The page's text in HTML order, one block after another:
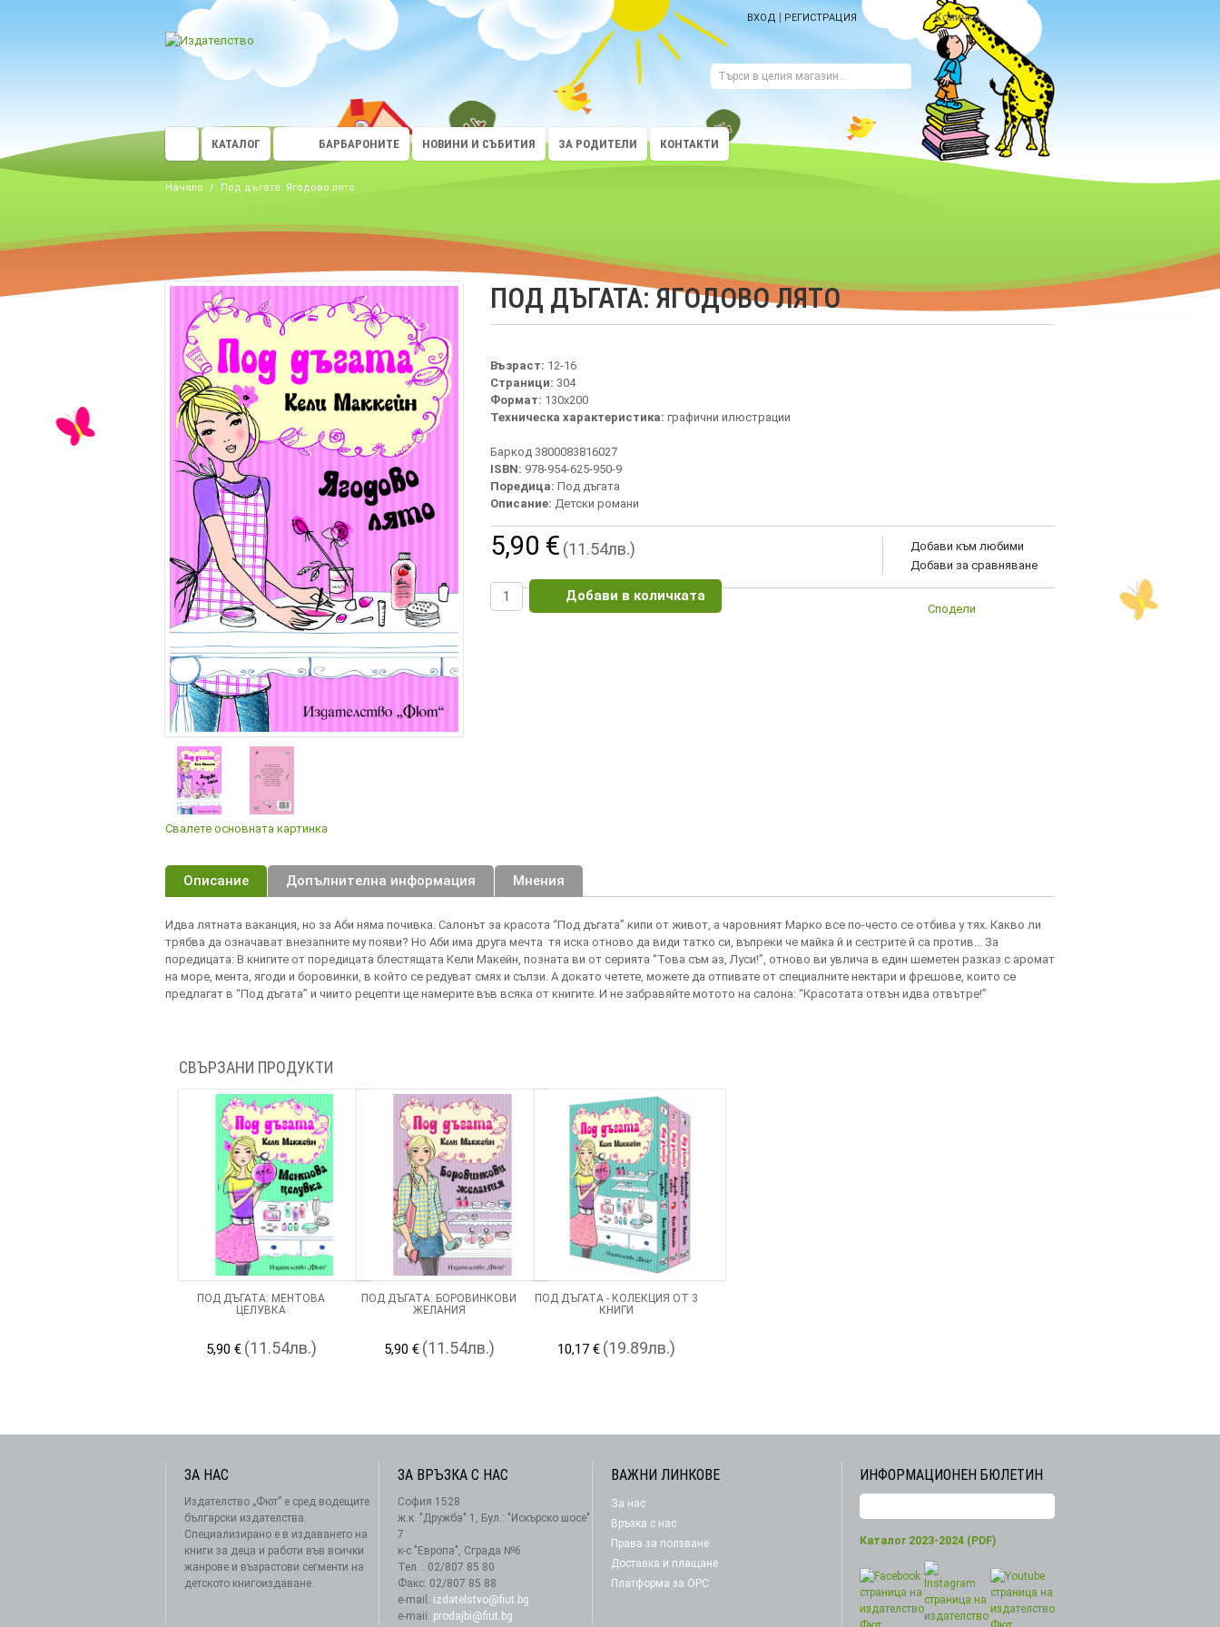
ВХОД | РЕГИСТРАЦИЯ Количка
КАТАЛОГ БАРБАРОНИТЕ НОВИНИ И СЪБИТИЯ ЗА РОДИТЕЛИ КОНТАКТИ
Начало / Под дъгата: Ягодово лято
ПОД ДЪГАТА: ЯГОДОВО ЛЯТО
Свалете основната картинка
Възраст: 12-16
Страници: 304
Формат: 130х200
Техническа характеристика: графични илюстрации
Баркод 3800083816027
ISBN: 978-954-625-950-9
Поредица: Под дъгата
Описание: Детски романи
Добави към любими
Добави за сравняване
5,90 € (11.54лв.)
Добави в количката
Сподели
Описание Допълнителна информация Мнения
Идва лятната ваканция, но за Аби няма почивка. Салонът за красота “Под дъгата” кипи от живот, а чаровният Марко все по-често се отбива у тях. Какво ли
трябва да означават внезапните му появи? Но Аби има друга мечта ­ тя иска отново да види татко си, въпреки че майка й и сестрите й са против... За
поредицата: В книгите от поредицата блестящата Кели Макейн, позната ви от серията “Това съм аз, Луси!”, отново ви увлича в един шеметен разказ с аромат
на море, мента, ягоди и боровинки, в който се редуват смях и сълзи. А докато четете, можете да отпивате от специалните нектари и фрешове, които се
предлагат в “Под дъгата” и чиито рецепти ще намерите във всяка от книгите. И не забравяйте мотото на салона: “Красотата отвън идва отвътре!”
СВЪРЗАНИ ПРОДУКТИ
ПОД ДЪГАТА: МЕНТОВА
ЦЕЛУВКА
5,90 € (11.54лв.)
ПОД ДЪГАТА: БОРОВИНКОВИ
ЖЕЛАНИЯ
5,90 € (11.54лв.)
ПОД ДЪГАТА - КОЛЕКЦИЯ ОТ 3
КНИГИ
10,17 € (19.89лв.)
ИНФОРМАЦИОНЕН БЮЛЕТИН
АБОНАМЕНТ
Каталог 2023-2024 (PDF)
ЗА НАС
Издателство „Фют” е сред водещите
български издателства.
Специализирано е в издаването на
книги за деца и работи във всички
жанрове и възрастови сегменти на
детското книгоиздаване.
ЗА ВРЪЗКА С НАС
София 1528
ж.к. "Дружба" 1, Бул.: "Искърско шосе"
7
к-с "Европа", Сграда №6
Тел. : 02/807 85 80
Факс: 02/807 85 88
e-mail: izdatelstvo@fiut.bg
e-maii: prodajbi@fiut.bg
ВАЖНИ ЛИНКОВЕ
За нас
Връзка с нас
Права за ползване
Доставка и плащане
Платформа за ОРС